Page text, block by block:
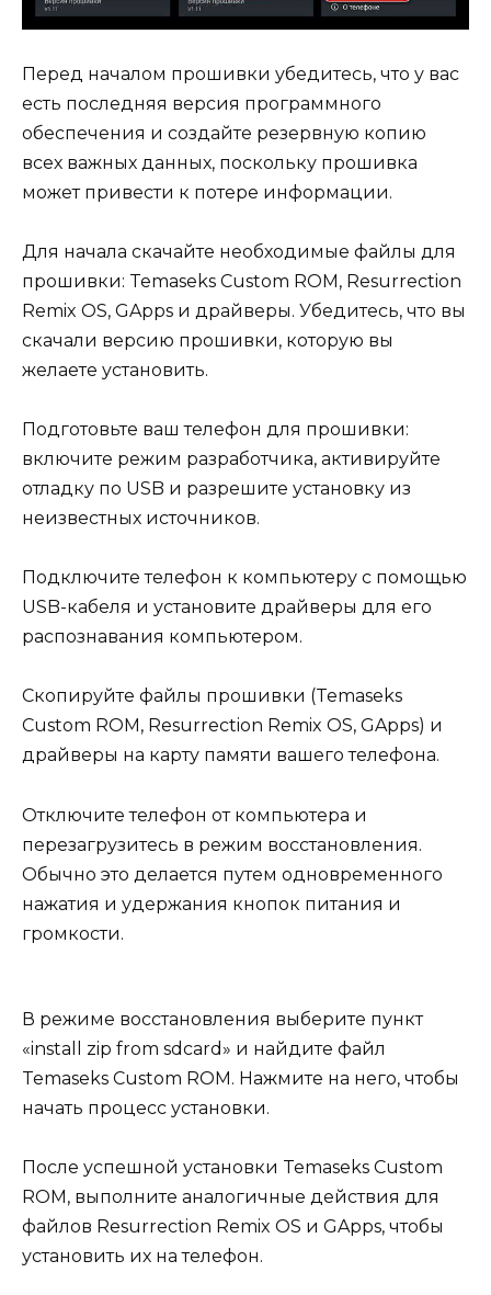
Перед началом прошивки убедитесь, что у вас
есть последняя версия программного
обеспечения и создайте резервную копию
всех важных данных, поскольку прошивка
может привести к потере информации.
Для начала скачайте необходимые файлы для
прошивки: Temaseks Custom ROM, Resurrection
Remix OS, GApps и драйверы. Убедитесь, что вы
скачали версию прошивки, которую вы
желаете установить.
Подготовьте ваш телефон для прошивки:
включите режим разработчика, активируйте
отладку по USB и разрешите установку из
неизвестных источников.
Подключите телефон к компьютеру с помощью
USB-кабеля и установите драйверы для его
распознавания компьютером.
Скопируйте файлы прошивки (Temaseks
Custom ROM, Resurrection Remix OS, GApps) и
драйверы на карту памяти вашего телефона.
Отключите телефон от компьютера и
перезагрузитесь в режим восстановления.
Обычно это делается путем одновременного
нажатия и удержания кнопок питания и
громкости.
В режиме восстановления выберите пункт
«install zip from sdcard» и найдите файл
Temaseks Custom ROM. Нажмите на него, чтобы
начать процесс установки.
После успешной установки Temaseks Custom
ROM, выполните аналогичные действия для
файлов Resurrection Remix OS и GApps, чтобы
установить их на телефон.